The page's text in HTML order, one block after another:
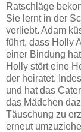
Ratschläge
Sie lernt in der
verliebt. Adam
führt, dass Holly
einer Bindung
Holly stört eine
der heiratet.
und hat das
das Mädchen
Täuschung zu
erneut